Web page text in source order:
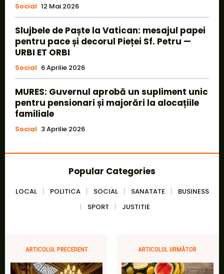
Social 12 Mai 2026
Slujbele de Paște la Vatican: mesajul papei
pentru pace și decorul Pieței Sf. Petru —
URBI ET ORBI
Social 6 Aprilie 2026
MURES: Guvernul aprobă un supliment unic
pentru pensionari și majorări la alocațiile
familiale
Social 3 Aprilie 2026
Popular Categories
LOCAL POLITICA SOCIAL SANATATE
BUSINESS
SPORT
JUSTITIE
ARTICOLUL PRECEDENT ARTICOLUL URMĂTOR